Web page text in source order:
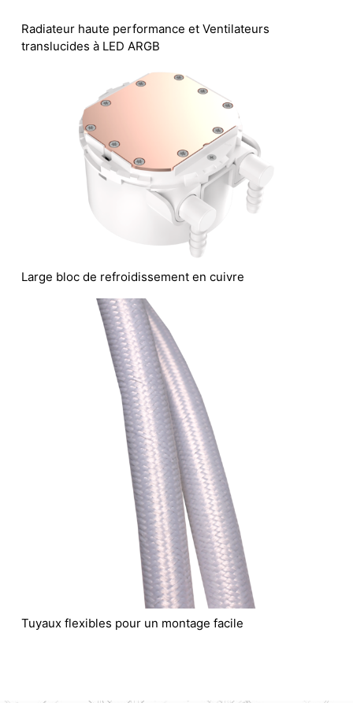
Radiateur haute performance et Ventilateurs
translucides à LED ARGB
Large bloc de refroidissement en cuivre
Tuyaux flexibles pour un montage facile